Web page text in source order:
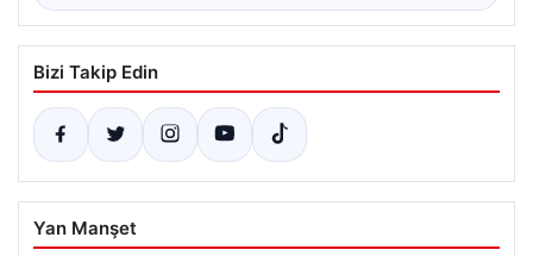
Bizi Takip Edin
Yan Manşet